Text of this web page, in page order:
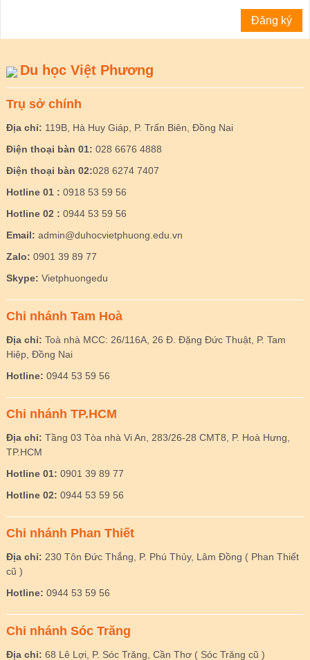
Du học Việt Phương
Trụ sở chính
Địa chỉ: 119B, Hà Huy Giáp, P. Trấn Biên, Đồng Nai
Điện thoại bàn 01: 028 6676 4888
Điện thoại bàn 02:028 6274 7407
Hotline 01 : 0918 53 59 56
Hotline 02 : 0944 53 59 56
Email: admin@duhocvietphuong.edu.vn
Zalo: 0901 39 89 77
Skype: Vietphuongedu
Chi nhánh Tam Hoà
Địa chỉ: Toà nhà MCC: 26/116A, 26 Đ. Đặng Đức Thuật, P. Tam
Hiệp, Đồng Nai
Hotline: 0944 53 59 56
Chi nhánh TP.HCM
Địa chỉ: Tầng 03 Tòa nhà Vi An, 283/26-28 CMT8, P. Hoà Hưng,
TP.HCM
Hotline 01: 0901 39 89 77
Hotline 02: 0944 53 59 56
Chi nhánh Phan Thiết
Địa chỉ: 230 Tôn Đức Thắng, P. Phú Thủy, Lâm Đồng ( Phan Thiết
cũ )
Hotline: 0944 53 59 56
Chi nhánh Sóc Trăng
Địa chỉ: 68 Lê Lợi, P. Sóc Trăng, Cần Thơ ( Sóc Trăng cũ )